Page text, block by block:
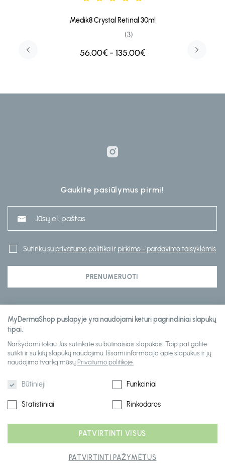
Medik8 Crystal Retinal 30ml
(3)
56.00€ - 135.00€
Klientų aptarnavimas
Informacija
Gaukite pasiūlymus pirmi!
Sutinku su privatumo politikair pirkimo - pardavimo taisyklėmis
PRENUMERUOTI
2026 © mydermashop visos teisės saugomos
Sprendimas:
MyDermaShop puslapyje yra naudojami keturi pagrindiniai slapukų
tipai.
Naršydami toliau Jūs sutinkate su būtinaisiais slapukais. Taip pat galite
sutikti ir su kitų slapukų naudojimu. Išsami informacija apie slapukus ir jų
naudojimo tvarką mūsų Privatumo politikoje.
Būtinieji Funkciniai
Statistiniai Rinkodaros
PATVIRTINTI PAŽYMĖTUS
PATVIRTINTI VISUS